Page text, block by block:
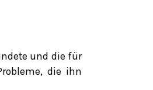
und die für
die ihn